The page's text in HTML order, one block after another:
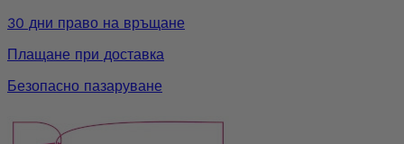
30 дни право на връщане
Плащане при доставка
Безопасно пазаруване